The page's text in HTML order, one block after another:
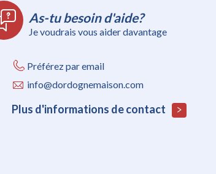
As-tu besoin d'aide?
Je voudrais vous aider davantage
Préférez par email
info@dordognemaison.com
Plus d'informations de contact